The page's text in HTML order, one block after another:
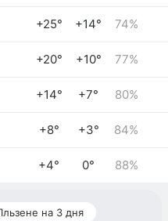
+25° +14° 74%
+20° +10° 77%
+14° +7° 80%
+8° +3° 84%
+4° 0° 88%
на 3 дня